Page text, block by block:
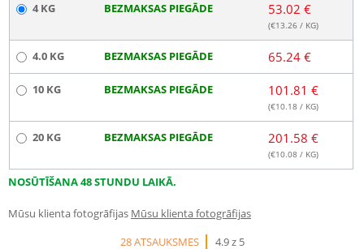
4 KG BEZMAKSAS PIEGĀDE 53.02 €
(€13.26 / KG)
4.0 KG BEZMAKSAS PIEGĀDE 65.24 €
10 KG BEZMAKSAS PIEGĀDE 101.81 €
(€10.18 / KG)
20 KG BEZMAKSAS PIEGĀDE 201.58 €
(€10.08 / KG)
NOSŪTĪŠANA 48 STUNDU LAIKĀ.
Mūsu klienta fotogrāfijas Mūsu klienta fotogrāfijas
28 ATSAUKSMES
4.9 z 5